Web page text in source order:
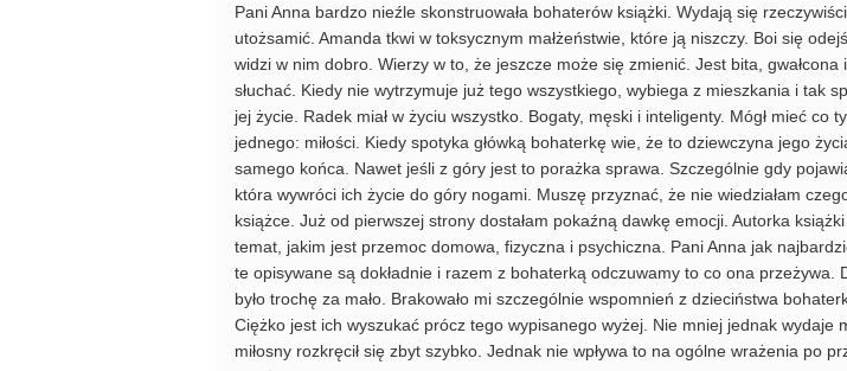
Pani Anna bardzo nieźle skonstruowała bohaterów książki. Wydają się
utożsamić. Amanda tkwi w toksycznym małżeństwie, które ją niszczy. Boi się
widzi w nim dobro. Wierzy w to, że jeszcze może się zmienić. Jest bita,
słuchać. Kiedy nie wytrzymuje już tego wszystkiego, wybiega z mieszkania i tak
jej życie. Radek miał w życiu wszystko. Bogaty, męski i inteligenty. Mógł mieć co
jednego: miłości. Kiedy spotyka główką bohaterkę wie, że to dziewczyna jego
samego końca. Nawet jeśli z góry jest to porażka sprawa. Szczególnie gdy
która wywróci ich życie do góry nogami. Muszę przyznać, że nie wiedziałam
książce. Już od pierwszej strony dostałam pokaźną dawkę emocji. Autorka książki
temat, jakim jest przemoc domowa, fizyczna i psychiczna. Pani Anna jak
te opisywane są dokładnie i razem z bohaterką odczuwamy to co ona przeżywa.
było trochę za mało. Brakowało mi szczególnie wspomnień z dzieciństwa
Ciężko jest ich wyszukać prócz tego wypisanego wyżej. Nie mniej jednak wydaje
miłosny rozkręcił się zbyt szybko. Jednak nie wpływa to na ogólne wrażenia po